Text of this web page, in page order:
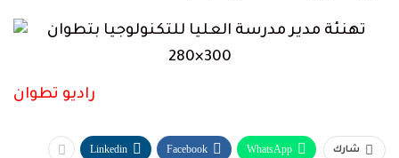
راديو تطوان
شارك WhatsApp
Facebook
Linkedin